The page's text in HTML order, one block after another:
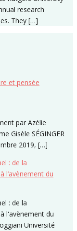
research
They […]
et pensée
par Azélie
Gisèle SÉGINGER
2019, […]
: de la
l’avènement du
: de la
l'avènement du
Université